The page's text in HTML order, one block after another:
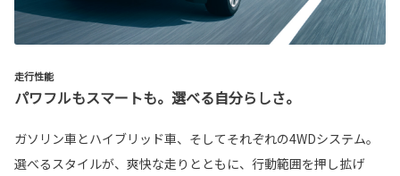
走行性能
パワフルもスマートも。選べる自分らしさ。
ガソリン車とハイブリッド車、そしてそれぞれの4WDシステム。
選べるスタイルが、爽快な走りとともに、行動範囲を押し拡げ